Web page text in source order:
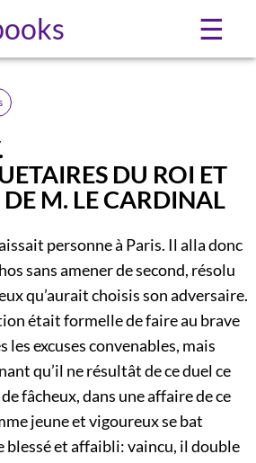
☰
DU ROI ET
DE M. LE CARDINAL
personne à Paris. Il alla donc
sans amener de second, résolu
qu’aurait choisis son adversaire.
était formelle de faire au brave
excuses convenables, mais
qu’il ne résultât de ce duel ce
fâcheux, dans une affaire de ce
jeune et vigoureux se bat
blessé et affaibli: vaincu, il double